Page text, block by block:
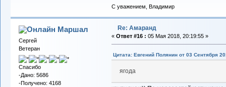
С уважением, Владимир
Маршал
Сергей
Ветеран
Спасибо
-Дано: 5686
-Получено: 4168
Re: Амаранд
« Ответ #16 : 05 Мая 2018, 20:19:55 »
Цитата: Евгений Полянин от 03 Сентября
ягода